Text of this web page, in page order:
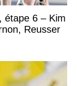
étape 6 – Kim
Reusser